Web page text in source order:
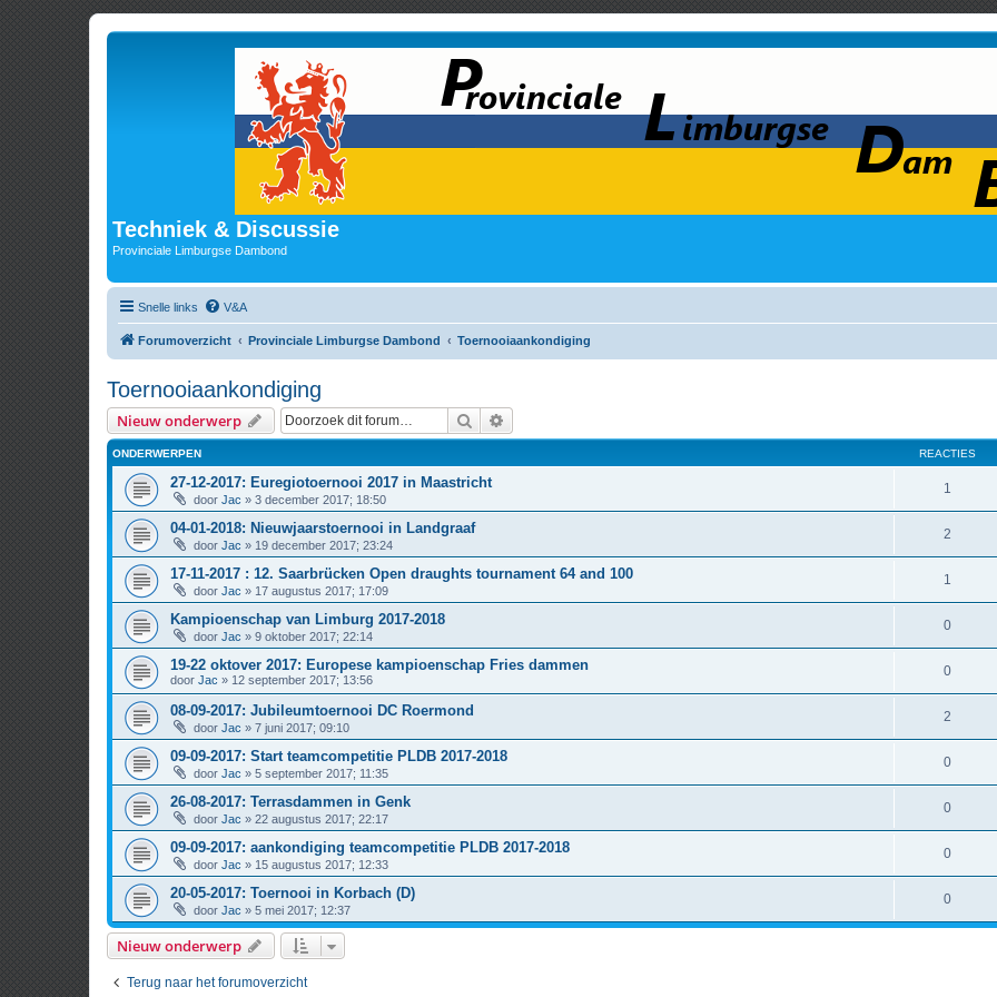
Techniek & Discussie
Provinciale Limburgse Dambond
Snelle links V&A
Forumoverzicht Provinciale Limburgse Dambond Toernooiaankondiging
Toernooiaankondiging
Nieuw onderwerp Zoek
ONDERWERPEN REACTIES
27-12-2017: Euregiotoernooi 2017 in Maastricht
door Jac » 3 december 2017; 18:50
1
04-01-2018: Nieuwjaarstoernooi in Landgraaf
door Jac » 19 december 2017; 23:24
2
17-11-2017 : 12. Saarbrücken Open draughts tournament 64 and 100
door Jac » 17 augustus 2017; 17:09
1
Kampioenschap van Limburg 2017-2018
door Jac » 9 oktober 2017; 22:14
0
19-22 oktover 2017: Europese kampioenschap Fries dammen
door Jac » 12 september 2017; 13:56
0
08-09-2017: Jubileumtoernooi DC Roermond
door Jac » 7 juni 2017; 09:10
2
09-09-2017: Start teamcompetitie PLDB 2017-2018
door Jac » 5 september 2017; 11:35
0
26-08-2017: Terrasdammen in Genk
door Jac » 22 augustus 2017; 22:17
0
09-09-2017: aankondiging teamcompetitie PLDB 2017-2018
door Jac » 15 augustus 2017; 12:33
0
20-05-2017: Toernooi in Korbach (D)
door Jac » 5 mei 2017; 12:37
0
Nieuw onderwerp
Terug naar het forumoverzicht